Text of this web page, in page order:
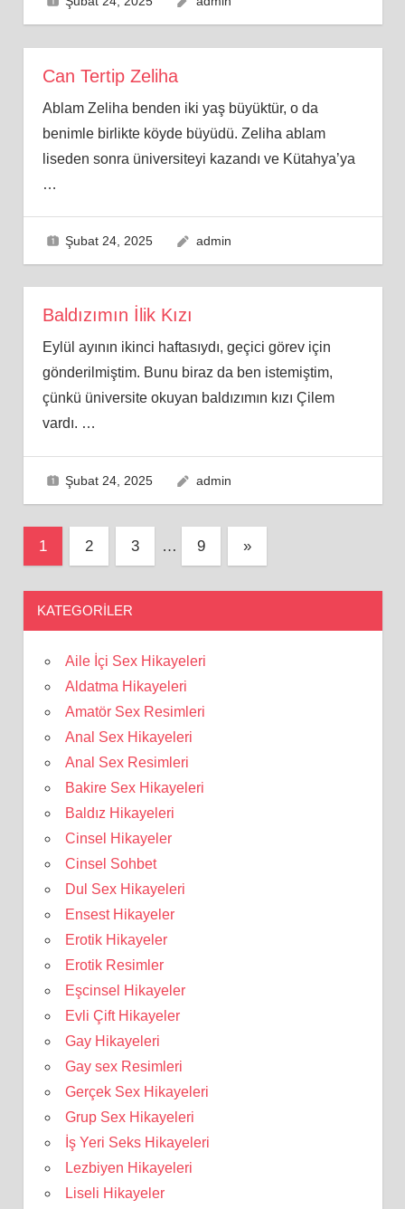
Can Tertip Zeliha
Ablam Zeliha benden iki yaş büyüktür, o da
benimle birlikte köyde büyüdü. Zeliha ablam
liseden sonra üniversiteyi kazandı ve Kütahya’ya
…
Şubat 24, 2025 admin
Baldızımın İlik Kızı
Eylül ayının ikinci haftasıydı, geçici görev için
gönderilmiştim. Bunu biraz da ben istemiştim,
çünkü üniversite okuyan baldızımın kızı Çilem
vardı. …
Şubat 24, 2025 admin
Yazı
1 2 3 … 9
Next
Posts
»
KATEGORILER
Aile İçi Sex Hikayeleri
Aldatma Hikayeleri
Amatör Sex Resimleri
Anal Sex Hikayeleri
Anal Sex Resimleri
Bakire Sex Hikayeleri
Baldız Hikayeleri
Cinsel Hikayeler
Cinsel Sohbet
Dul Sex Hikayeleri
Ensest Hikayeler
Erotik Hikayeler
Erotik Resimler
Eşcinsel Hikayeler
Evli Çift Hikayeler
Gay Hikayeleri
Gay sex Resimleri
Gerçek Sex Hikayeleri
Grup Sex Hikayeleri
İş Yeri Seks Hikayeleri
Lezbiyen Hikayeleri
Liseli Hikayeler